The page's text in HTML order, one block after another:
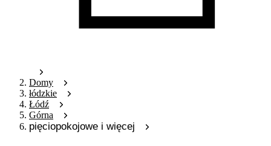
Domy
łódzkie
Łódź
Górna
pięciopokojowe i więcej